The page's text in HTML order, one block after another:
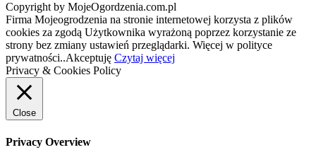
Copyright by MojeOgordzenia.com.pl
Firma Mojeogrodzenia na stronie internetowej korzysta z plików
cookies za zgodą Użytkownika wyrażoną poprzez korzystanie ze
strony bez zmiany ustawień przeglądarki. Więcej w polityce
prywatności..Akceptuję Czytaj więcej
Privacy & Cookies Policy
Close
Privacy Overview